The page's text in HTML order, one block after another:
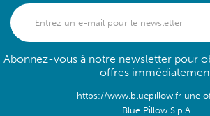
Abonnez-vous à notre newsletter pour
offres
https://www.bluepillow.fr une
Blue Pillow S.p.A